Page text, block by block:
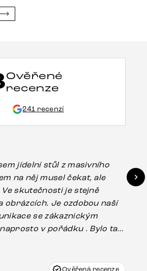
Ověřené
recenze
241 recenzí
jídelní stůl z masivního
na něj musel čekat, ale
skutečnosti je stejně
se zákaznickým
v pořádku . Bylo tam
u nohy stolu, které mohlo
korektně vyšli vstříc.